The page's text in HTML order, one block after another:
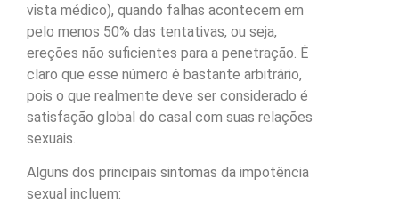
vista médico), quando falhas acontecem em
pelo menos 50% das tentativas, ou seja,
ereções não suficientes para a penetração. É
claro que esse número é bastante arbitrário,
pois o que realmente deve ser considerado é
satisfação global do casal com suas relações
sexuais.
Alguns dos principais sintomas da impotência
sexual incluem: